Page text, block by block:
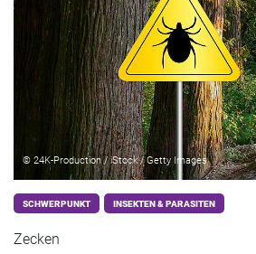
© 24K-Production / iStock / Getty Images
SCHWERPUNKT INSEKTEN & PARASITEN
Zecken